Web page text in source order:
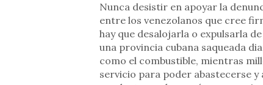
Nunca desistir en apoyar la
entre los venezolanos que cree
hay que desalojarla o expulsarla
una provincia cubana saqueada
como el combustible, mientras
servicio para poder abastecerse